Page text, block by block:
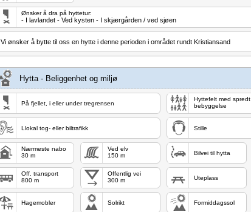
Ønsker å dra på hyttetur:
- I lavlandet - Ved kysten - I skjærgården / ved sjøen
Vi ønsker å bytte til oss en hytte i denne perioden i området rundt Kristiansand
Hytta - Beliggenhet og miljø
På fjellet, i eller under tregrensen
Hyttefelt med spredt
bebyggelse
Llokal tog- eller biltrafikk Stille
Nærmeste nabo
30 m
Ved elv
150 m
Bilvei til hytta
Off. transport
800 m
Offentlig vei
300 m
Uteplass
Hagemobler Solrikt Formiddagssol